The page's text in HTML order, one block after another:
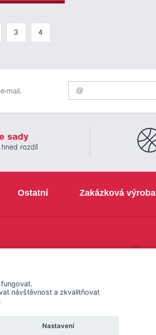
3 4
mail.
Pro
odběr
našich
novinek
sady
rozdíl
Ostatní Zakázková výroba
návštěvnost a zkvalitňovat
.
Nastavení